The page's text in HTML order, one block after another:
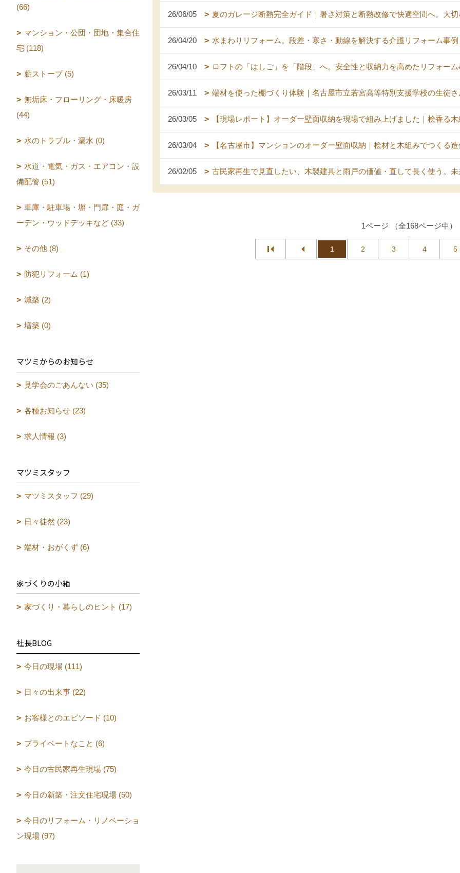
26/06/05 夏のガレージ断熱完全ガイド｜暑さ対策と断熱改修で快適空間へ。大
26/04/20 水まわりリフォーム。段差・寒さ・動線を解決する介護リフォーム事例
26/04/10 ロフトの「はしご」を「階段」へ。安全性と収納力を高めたリフォー
26/03/11 端材を使った棚づくり体験｜名古屋市立若宮高等特別支援学校の生徒
26/03/05 【現場レポート】オーダー壁面収納を現場で組み上げました｜桧香る
26/03/04 【名古屋市】マンションのオーダー壁面収納｜桧材と木組みでつくる
26/02/05 古民家再生で見直したい、木製建具と雨戸の価値・直して長く使う。
1ページ （全168ページ中）
1 2 3 4 5
(66)
マンション・公団・団地・集合住
宅 (118)
薪ストーブ (5)
無垢床・フローリング・床暖房
(44)
水のトラブル・漏水 (0)
水道・電気・ガス・エアコン・設
備配管 (51)
車庫・駐車場・塀・門扉・庭・ガ
ーデン・ウッドデッキなど (33)
その他 (8)
防犯リフォーム (1)
減築 (2)
増築 (0)
マツミからのお知らせ
見学会のごあんない (35)
各種お知らせ (23)
求人情報 (3)
マツミスタッフ
マツミスタッフ (29)
日々徒然 (23)
端材・おがくず (6)
家づくりの小箱
家づくり・暮らしのヒント (17)
社長BLOG
今日の現場 (111)
日々の出来事 (22)
お客様とのエピソード (10)
プライベートなこと (6)
今日の古民家再生現場 (75)
今日の新築・注文住宅現場 (50)
今日のリフォーム・リノベーショ
ン現場 (97)